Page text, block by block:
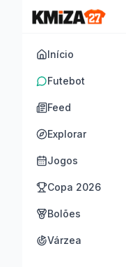
Início
Futebot
Feed
Explorar
Jogos
Copa 2026
Bolões
Várzea